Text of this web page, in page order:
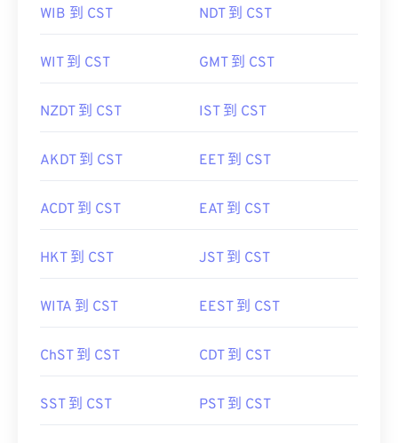
WIB 到 CST NDT 到 CST
WIT 到 CST GMT 到 CST
NZDT 到 CST IST 到 CST
AKDT 到 CST EET 到 CST
ACDT 到 CST EAT 到 CST
HKT 到 CST JST 到 CST
WITA 到 CST EEST 到 CST
ChST 到 CST CDT 到 CST
SST 到 CST PST 到 CST